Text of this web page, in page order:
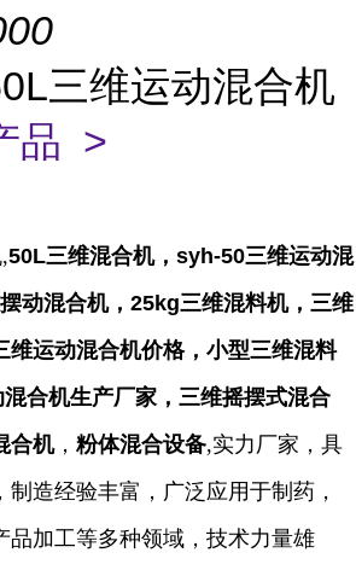
三维运动混合机
品 >
50L三维混合机，syh-50三维运动混
动混合机，25kg三维混料机，三维
维运动混合机价格，小型三维混料
合机生产厂家，三维摇摆式混合
合机， 粉体混合设备,实力厂家，具
造经验丰富，广泛应用于制药，
品加工等多种领域，技术力量雄